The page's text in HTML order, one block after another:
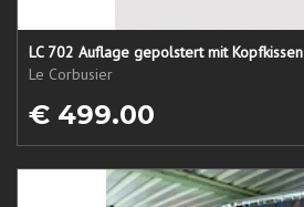
LC 702 Auflage gepolstert mit Kopfkissen
Le Corbusier
€ 499.00